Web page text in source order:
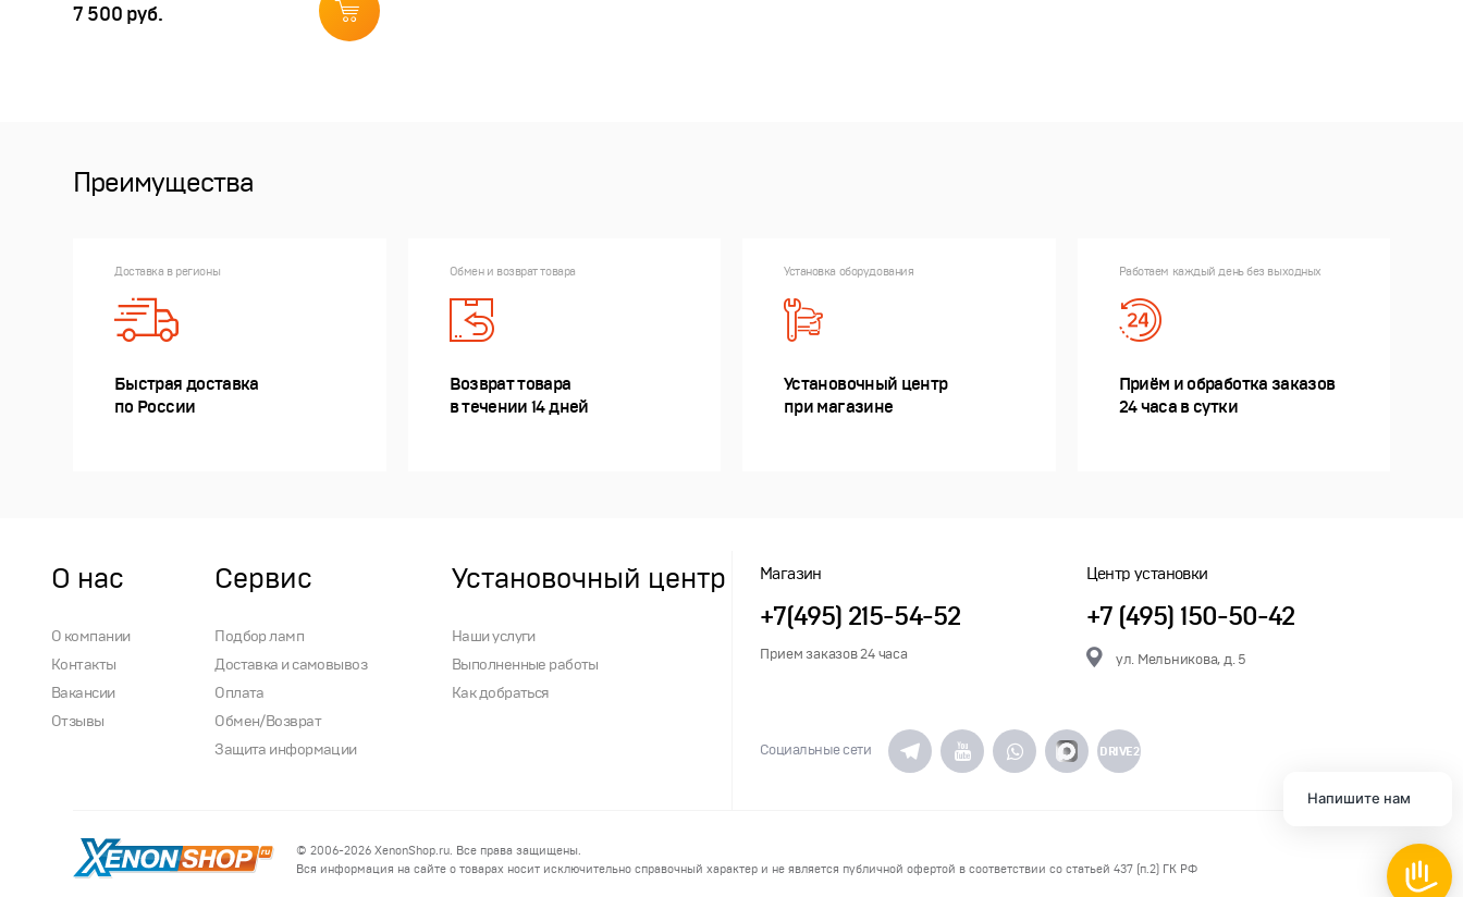
7 500 руб.
Преимущества
Доставка в регионы
Быстрая доставка
по России
Обмен и возврат товара
Возврат товара
в течении 14 дней
Установка оборудования
Установочный центр
при магазине
Работаем каждый день без выходных
Приём и обработка заказов
24 часа в сутки
О нас
О компании
Контакты
Вакансии
Отзывы
Сервис
Подбор ламп
Доставка и самовывоз
Оплата
Обмен/Возврат
Защита информации
Установочный центр
Наши услуги
Выполненные работы
Как добраться
Магазин
+7(495) 215-54-52
Прием заказов 24 часа
Центр установки
+7 (495) 150-50-42
ул. Мельникова, д. 5
Социальные сети DRIVE2
© 2006-2026 XenonShop.ru. Все права защищены.
Вся информация на сайте о товарах носит исключительно справочный характер и не является публичной офертой в соответствии со статьей 437 (п.2) ГК РФ
Напишите нам